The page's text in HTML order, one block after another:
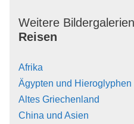
Weitere
Reisen
Afrika
Ägypten und Hieroglyphen
Altes Griechenland
China und Asien